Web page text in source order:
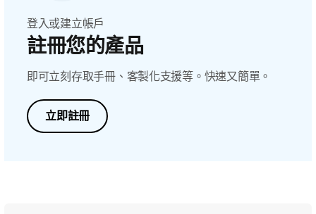
登入或建立帳戶
註冊您的產品
即可立刻存取手冊、客製化支援等。快速又簡單。
立即註冊